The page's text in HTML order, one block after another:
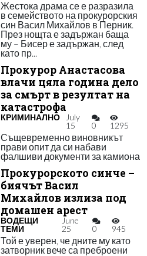
Жестока драма се е разразила
в семейството на прокурорския
син Васил Михайлов в Перник.
През нощта е задържан баща
му – Бисер е задържан, след
като пр...
Прокурор Анастасова
влачи цяла година дело
за смърт в резултат на
катастрофа
КРИМИНАЛНО
July
15
0 1295
Същевременно виновникът
прави опит да си набави
фалшиви документи за камиона
Прокурорското синче –
биячът Васил
Михайлов излиза под
домашен арест
ВОДЕЩИ
ТЕМИ
June
25
0 945
Той е уверен, че дните му като
затворник вече са преброени